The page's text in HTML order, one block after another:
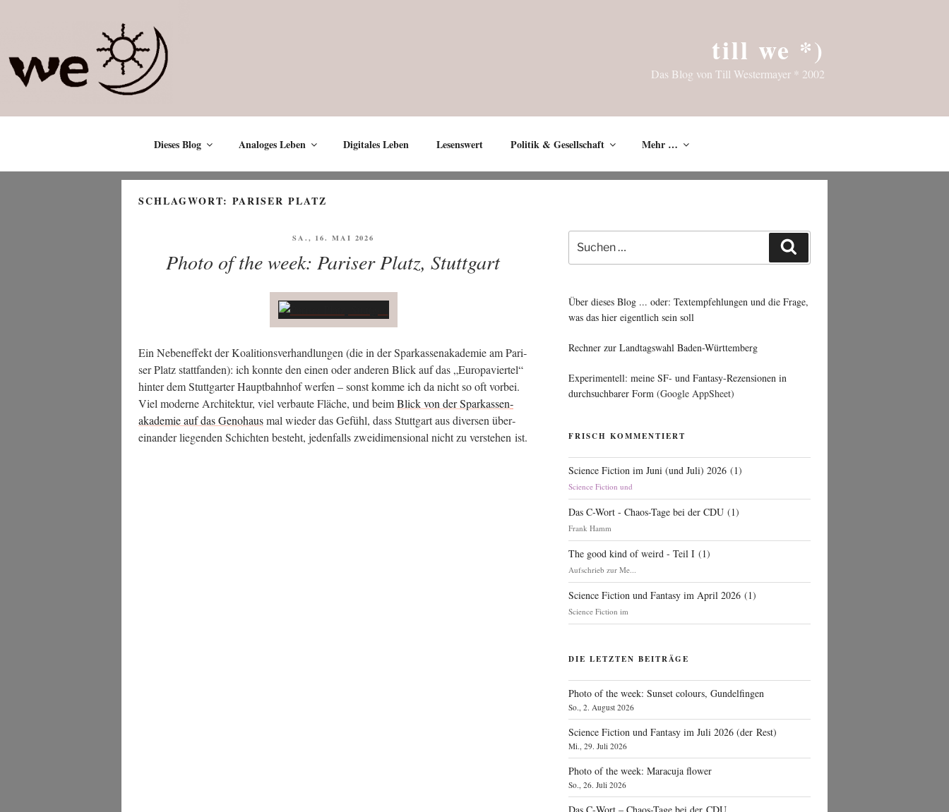
till we *)
Das Blog von Till Westermayer * 2002
Dieses Blog Analoges Leben Digitales Leben Lesenswert Politik & Gesellschaft Mehr …
SCHLAGWORT: PARISER PLATZ
VERÖFFENTLICHT
SA., 16. MAI 2026
Photo of the week: Pariser Platz, Stuttgart
Ein Neben­ef­fekt der Koali­ti­ons­ver­hand­lun­gen (die in der Spar­kas­sen­aka­de­mie am Pari­
ser Platz statt­fan­den): ich konn­te den einen oder ande­ren Blick auf das „Euro­pa­vier­tel“
hin­ter dem Stutt­gar­ter Haupt­bahn­hof wer­fen – sonst kom­me ich da nicht so oft vor­bei.
Viel moder­ne Archi­tek­tur, viel ver­bau­te Flä­che, und beimBlick von der Spar­kas­sen­
aka­de­mie auf das Gen­o­hausmal wie­der das Gefühl, dass Stutt­gart aus diver­sen über­
ein­an­der lie­gen­den Schich­ten besteht, jeden­falls zwei­di­men­sio­nal nicht zu ver­ste­hen ist.
Suche
nach:
Über dieses Blog ... oder: Textempfehlungen und die Frage,
was das hier eigentlich sein soll
Rechner zur Landtagswahl Baden-Württemberg
Experimentell: meine SF- und Fantasy-Rezensionen in
durchsuchbarer Form (Google AppSheet)
FRISCH KOMMENTIERT
Science Fiction im Juni (und Juli) 2026 (1)
Science Fiction und
Das C-Wort - Chaos-Tage bei der CDU (1)
Frank Hamm
The good kind of weird - Teil I (1)
Aufschrieb zur Me...
Science Fiction und Fantasy im April 2026 (1)
Science Fiction im
DIE LETZTEN BEITRÄGE
Photo of the week: Sunset colours, Gundelfingen
So., 2. August 2026
Science Fiction und Fantasy im Juli 2026 (der Rest)
Mi., 29. Juli 2026
Photo of the week: Maracuja flower
So., 26. Juli 2026